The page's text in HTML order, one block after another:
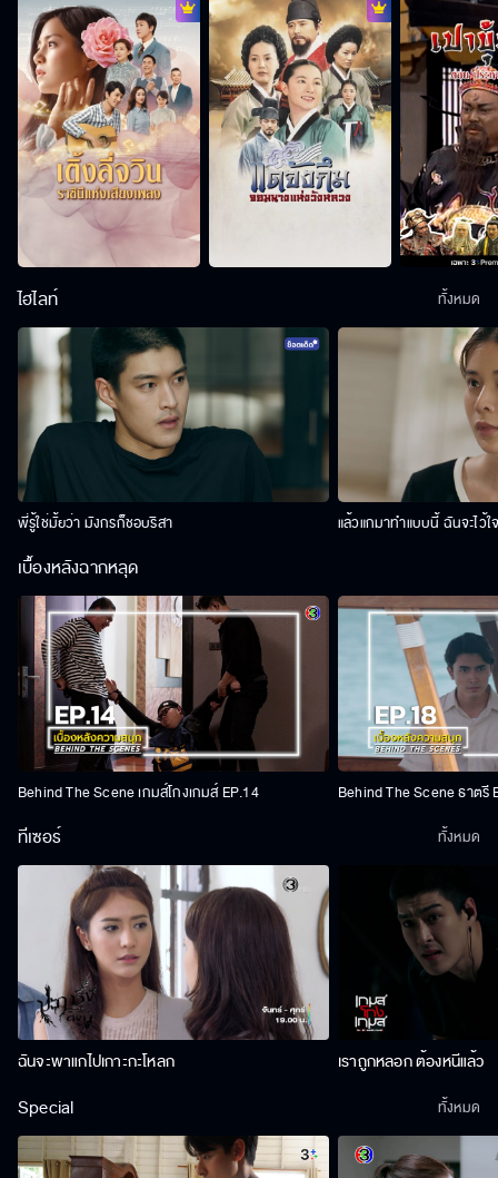
ไฮไลท์
พี่รู้ใช่มั้ยว่า มังกรก็ชอบริสา แล้วแกมาทำแบบนี้ ฉันจะไว้ใ
ทั้งหมด
เบื้องหลังฉากหลุด
Behind The Scene เกมส์โกงเกมส์ EP.14 Behind The Scene ธาตรี
ทีเซอร์
ฉันจะพาแกไปเกาะกะโหลก เราถูกหลอก ต้องหนีแล้ว
ทั้งหมด
Special ทั้งหมด